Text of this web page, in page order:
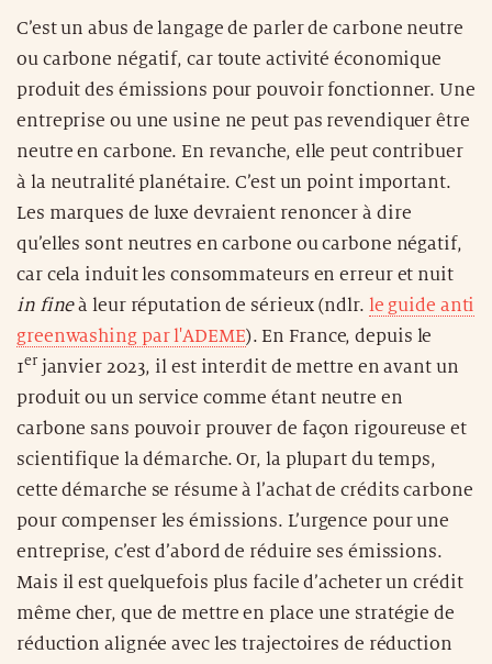
C’est un abus de langage de parler de carbone neutre
ou carbone négatif, car toute activité économique
produit des émissions pour pouvoir fonctionner. Une
entreprise ou une usine ne peut pas revendiquer être
neutre en carbone. En revanche, elle peut contribuer
à la neutralité planétaire. C’est un point important.
Les marques de luxe devraient renoncer à dire
qu’elles sont neutres en carbone ou carbone négatif,
car cela induit les consommateurs en erreur et nuit
in fineà leur réputation de sérieux (ndlr. le guide anti
greenwashing par l'ADEME). En France, depuis le
1er janvier 2023, il est interdit de mettre en avant un
produit ou un service comme étant neutre en
carbone sans pouvoir prouver de façon rigoureuse et
scientifique la démarche. Or, la plupart du temps,
cette démarche se résume à l’achat de crédits carbone
pour compenser les émissions. L’urgence pour une
entreprise, c’est d’abord de réduire ses émissions.
Mais il est quelquefois plus facile d’acheter un crédit
même cher, que de mettre en place une stratégie de
réduction alignée avec les trajectoires de réduction